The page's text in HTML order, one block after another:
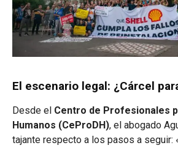
El escenario legal: ¿Cárcel
Desde el Centro de Profesionales
Humanos (CeProDH), el abogado
tajante respecto a los pasos a seguir: